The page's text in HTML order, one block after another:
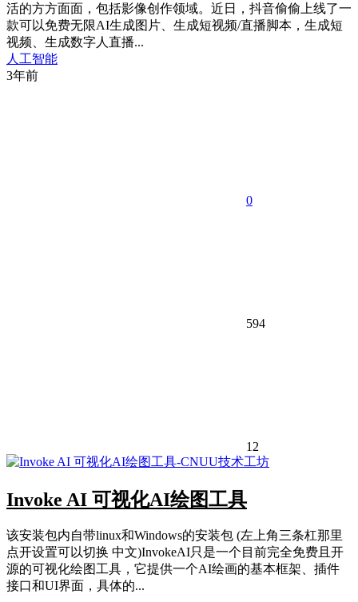
活的方方面面，包括影像创作领域。近日，抖音偷偷上线了一
款可以免费无限AI生成图片、生成短视频/直播脚本，生成短
视频、生成数字人直播...
人工智能
3年前
0
594
12
Invoke AI 可视化AI绘图工具
该安装包内自带linux和Windows的安装包 (左上角三条杠那里
点开设置可以切换 中文)InvokeAI只是一个目前完全免费且开
源的可视化绘图工具，它提供一个AI绘画的基本框架、插件
接口和UI界面，具体的...